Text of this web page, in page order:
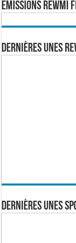
EMISSIONS REWMI
Dernières Unes
Dernières Unes